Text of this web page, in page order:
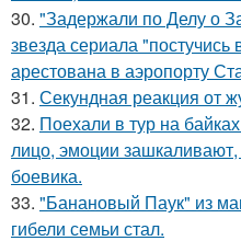
30. "Задержали по Делу о
звезда сериала
арестована в аэропорту
31. Секундная реакция от
32. Поехали в тур на
лицо, эмоции
боевика.
33. "Банановый Паук" из
гибели семьи стал.